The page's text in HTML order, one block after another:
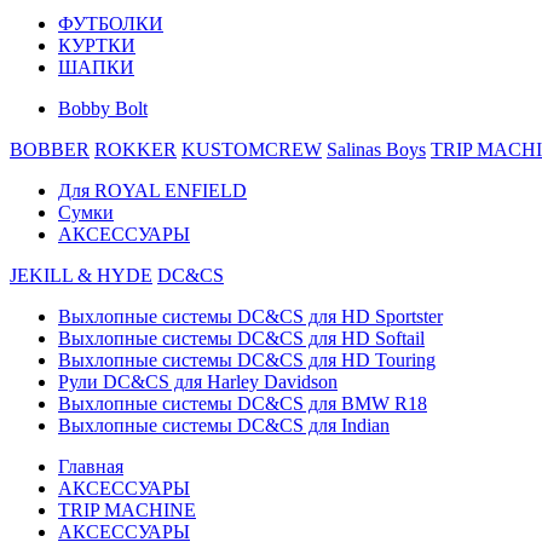
ФУТБОЛКИ
КУРТКИ
ШАПКИ
Bobby Bolt
BOBBER ROKKER KUSTOMCREW Salinas Boys TRIP
Для ROYAL ENFIELD
Сумки
АКСЕССУАРЫ
JEKILL & HYDE DC&CS
Выхлопные системы DC&CS для HD Sportster
Выхлопные системы DC&CS для HD Softail
Выхлопные системы DC&CS для HD Touring
Рули DC&CS для Harley Davidson
Выхлопные системы DC&CS для BMW R18
Выхлопные системы DC&CS для Indian
Главная
АКСЕССУАРЫ
TRIP MACHINE
АКСЕССУАРЫ